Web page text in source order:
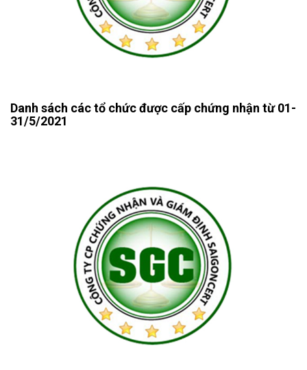
Danh sách các tổ chức được cấp chứng nhận từ 01-
31/5/2021